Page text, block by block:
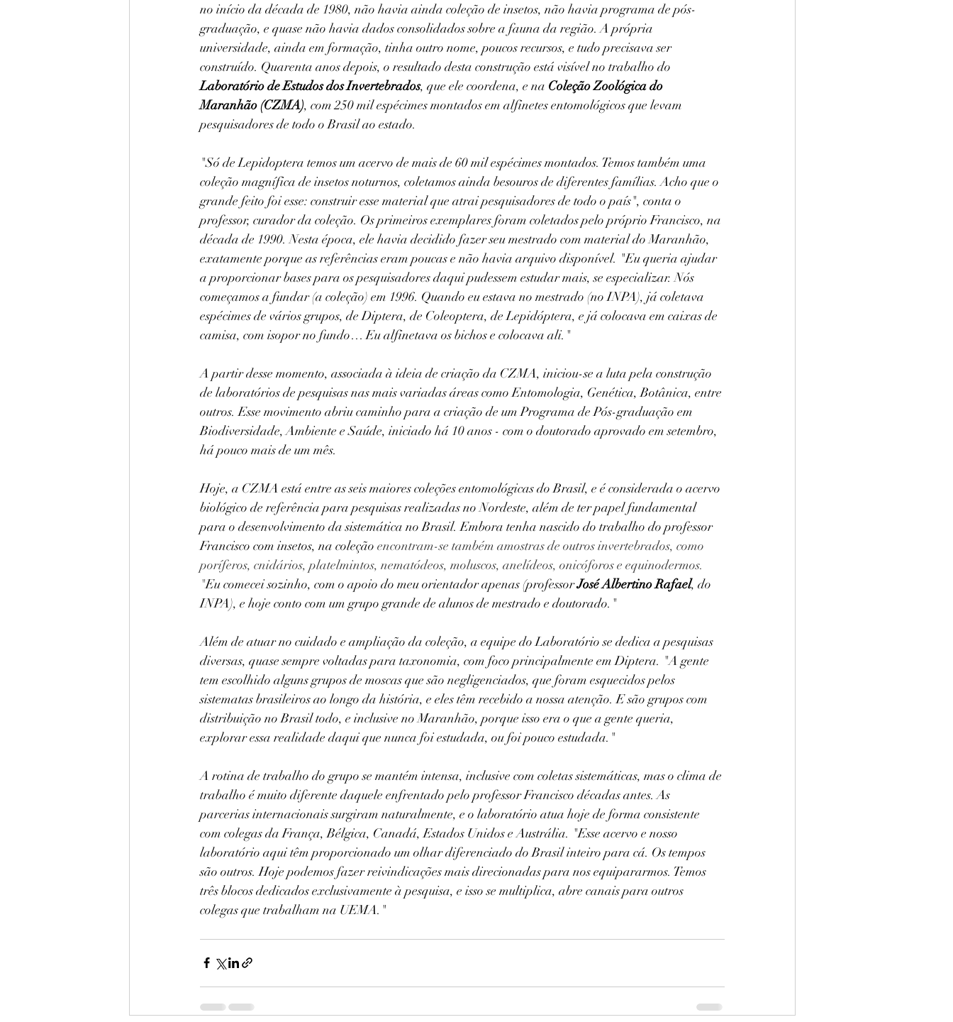
no início da década de 1980, não havia ainda coleção de insetos, não havia programa de pós-
graduação, e quase não havia dados consolidados sobre a fauna da região. A própria
universidade, ainda em formação, tinha outro nome, poucos recursos, e tudo precisava ser
construído. Quarenta anos depois, o resultado desta construção está visível no trabalho do
Laboratório de Estudos dos Invertebrados, que ele coordena, e na Coleção Zoológica do
Maranhão (CZMA), com 250 mil espécimes montados em alfinetes entomológicos que levam
pesquisadores de todo o Brasil ao estado.
"Só de Lepidoptera temos um acervo de mais de 60 mil espécimes montados. Temos também uma
coleção magnífica de insetos noturnos, coletamos ainda besouros de diferentes famílias. Acho que o
grande feito foi esse: construir esse material que atrai pesquisadores de todo o país", conta o
professor, curador da coleção. Os primeiros exemplares foram coletados pelo próprio Francisco, na
década de 1990. Nesta época, ele havia decidido fazer seu mestrado com material do Maranhão,
exatamente porque as referências eram poucas e não havia arquivo disponível. "Eu queria ajudar
a proporcionar bases para os pesquisadores daqui pudessem estudar mais, se especializar. Nós
começamos a fundar (a coleção) em 1996. Quando eu estava no mestrado (no INPA), já coletava
espécimes de vários grupos, de Diptera, de Coleoptera, de Lepidóptera, e já colocava em caixas de
camisa, com isopor no fundo… Eu alfinetava os bichos e colocava ali."
A partir desse momento, associada à ideia de criação da CZMA, iniciou-se a luta pela construção
de laboratórios de pesquisas nas mais variadas áreas como Entomologia, Genética, Botânica, entre
outros. Esse movimento abriu caminho para a criação de um Programa de Pós-graduação em
Biodiversidade, Ambiente e Saúde, iniciado há 10 anos - com o doutorado aprovado em setembro,
há pouco mais de um mês.
Hoje, a CZMA está entre as seis maiores coleções entomológicas do Brasil, e é considerada o acervo
biológico de referência para pesquisas realizadas no Nordeste, além de ter papel fundamental
para o desenvolvimento da sistemática no Brasil. Embora tenha nascido do trabalho do professor
Francisco com insetos, na coleção encontram-se também amostras de outros invertebrados, como
poríferos, cnidários, platelmintos, nematódeos, moluscos, anelídeos, onicóforos e equinodermos.
"Eu comecei sozinho, com o apoio do meu orientador apenas (professor José Albertino Rafael, do
INPA), e hoje conto com um grupo grande de alunos de mestrado e doutorado."
Além de atuar no cuidado e ampliação da coleção, a equipe do Laboratório se dedica a pesquisas
diversas, quase sempre voltadas para taxonomia, com foco principalmente em Diptera. "A gente
tem escolhido alguns grupos de moscas que são negligenciados, que foram esquecidos pelos
sistematas brasileiros ao longo da história, e eles têm recebido a nossa atenção. E são grupos com
distribuição no Brasil todo, e inclusive no Maranhão, porque isso era o que a gente queria,
explorar essa realidade daqui que nunca foi estudada, ou foi pouco estudada."
A rotina de trabalho do grupo se mantém intensa, inclusive com coletas sistemáticas, mas o clima de
trabalho é muito diferente daquele enfrentado pelo professor Francisco décadas antes. As
parcerias internacionais surgiram naturalmente, e o laboratório atua hoje de forma consistente
com colegas da França, Bélgica, Canadá, Estados Unidos e Austrália. "Esse acervo e nosso
laboratório aqui têm proporcionado um olhar diferenciado do Brasil inteiro para cá. Os tempos
são outros. Hoje podemos fazer reivindicações mais direcionadas para nos equipararmos. Temos
três blocos dedicados exclusivamente à pesquisa, e isso se multiplica, abre canais para outros
colegas que trabalham na UEMA."